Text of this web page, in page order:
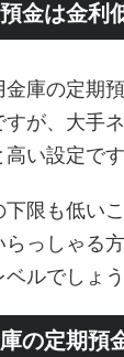
金は金利
庫の定期
すが、大手
い設定です
限も低い
らっしゃる
ルでしょう
の定期預